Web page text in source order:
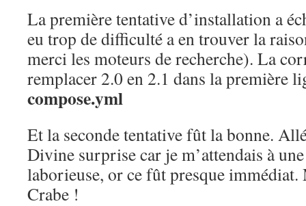
La première tentative d’installation a
eu trop de difficulté a en trouver la
merci les moteurs de recherche). La
remplacer 2.0 en 2.1 dans la première
compose.yml
Et la seconde tentative fût la bonne.
Divine surprise car je m’attendais à
laborieuse, or ce fût presque
Crabe !